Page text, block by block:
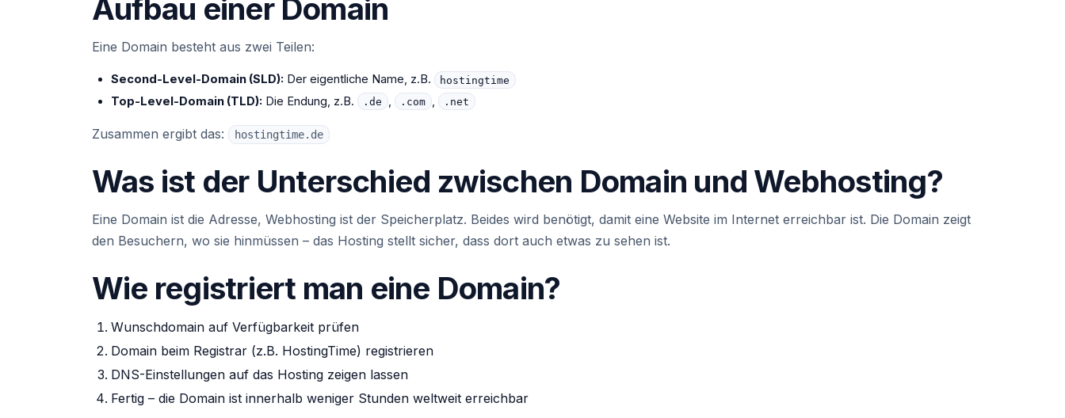
Aufbau einer Domain
Eine Domain besteht aus zwei Teilen:
Second-Level-Domain (SLD): Der eigentliche Name, z.B. hostingtime
Top-Level-Domain (TLD): Die Endung, z.B. .de , .com , .net
Zusammen ergibt das: hostingtime.de
Was ist der Unterschied zwischen Domain und Webhosting?
Eine Domain ist die Adresse, Webhosting ist der Speicherplatz. Beides wird benötigt, damit eine Website im Internet erreichbar ist. Die Domain zeigt
den Besuchern, wo sie hinmüssen – das Hosting stellt sicher, dass dort auch etwas zu sehen ist.
Wie registriert man eine Domain?
Wunschdomain auf Verfügbarkeit prüfen
Domain beim Registrar (z.B. HostingTime) registrieren
DNS-Einstellungen auf das Hosting zeigen lassen
Fertig – die Domain ist innerhalb weniger Stunden weltweit erreichbar